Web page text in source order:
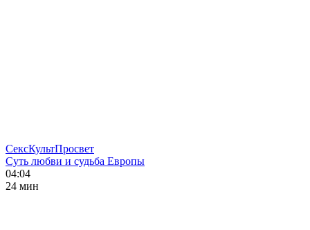
СексКультПросвет
Суть любви и судьба Европы
04:04
24 мин